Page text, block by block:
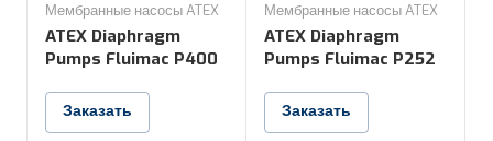
Мембранные насосы ATEX
ATEX Diaphragm
Pumps Fluimac P400
Заказать
Мембранные насосы ATEX
ATEX Diaphragm
Pumps Fluimac P252
Заказать